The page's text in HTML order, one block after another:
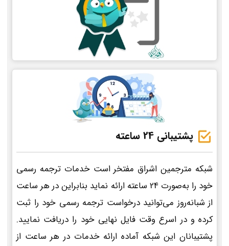
پشتیبانی 24 ساعته
شبکه مترجمین اشراق مفتخر است خدمات ترجمه رسمی
خود را به‌صورت 24 ساعته ارائه نماید بنابراین در هر ساعت
از شبانه‌روز می‌توانید درخواست ترجمه رسمی خود را ثبت
کرده و در اسرع وقت فایل نهایی خود را دریافت نمایید.
پشتیبانان این شبکه آماده ارائه خدمات در هر ساعت از